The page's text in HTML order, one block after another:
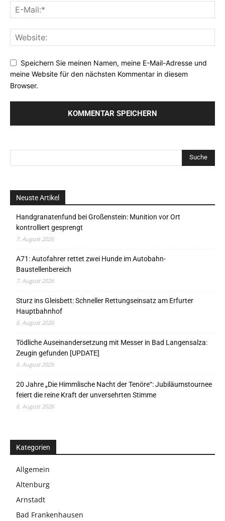
Speichern Sie meinen Namen, meine E-Mail-Adresse und
meine Website für den nächsten Kommentar in diesem
Browser.
Neuste Artikel
Handgranatenfund bei Großenstein: Munition vor Ort
kontrolliert gesprengt
7. August 2026
A71: Autofahrer rettet zwei Hunde im Autobahn-
Baustellenbereich
7. August 2026
Sturz ins Gleisbett: Schneller Rettungseinsatz am Erfurter
Hauptbahnhof
6. August 2026
Tödliche Auseinandersetzung mit Messer in Bad Langensalza:
Zeugin gefunden [UPDATE]
6. August 2026
20 Jahre „Die Himmlische Nacht der Tenöre“: Jubiläumstournee
feiert die reine Kraft der unversehrten Stimme
6. August 2026
Kategorien
Allgemein
Altenburg
Arnstadt
Bad Frankenhausen